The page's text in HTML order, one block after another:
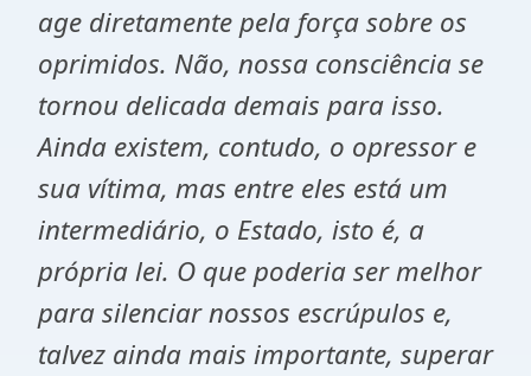
age diretamente pela força sobre os
oprimidos. Não, nossa consciência se
tornou delicada demais para isso.
Ainda existem, contudo, o opressor e
sua vítima, mas entre eles está um
intermediário, o Estado, isto é, a
própria lei. O que poderia ser melhor
para silenciar nossos escrúpulos e,
talvez ainda mais importante, superar